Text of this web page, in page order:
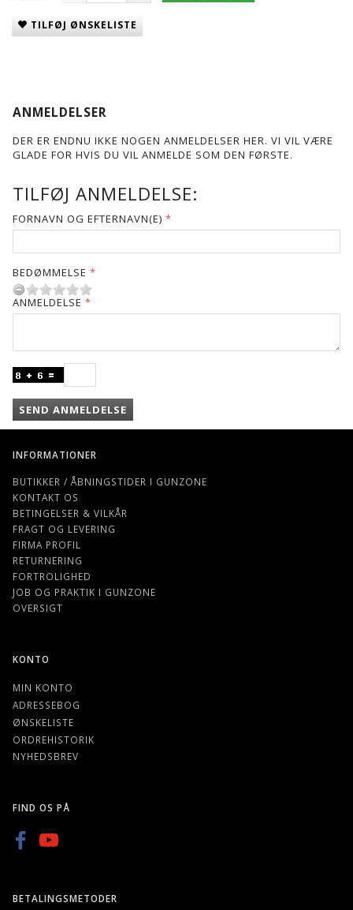
TILFØJ ØNSKELISTE
ANMELDELSER
DER ER ENDNU IKKE NOGEN ANMELDELSER HER. VI VIL VÆRE
GLADE FOR HVIS DU VIL ANMELDE SOM DEN FØRSTE.
TILFØJ ANMELDELSE:
FORNAVN OG EFTERNAVN(E)
BEDØMMELSE
ANMELDELSE
SEND ANMELDELSE
INFORMATIONER
BUTIKKER / ÅBNINGSTIDER I GUNZONE
KONTAKT OS
BETINGELSER & VILKÅR
FRAGT OG LEVERING
FIRMA PROFIL
RETURNERING
FORTROLIGHED
JOB OG PRAKTIK I GUNZONE
OVERSIGT
KONTO
MIN KONTO
ADRESSEBOG
ØNSKELISTE
ORDREHISTORIK
NYHEDSBREV
FIND OS PÅ
BETALINGSMETODER